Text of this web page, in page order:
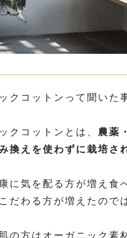
クコットンって聞いた
クコットンとは、 農薬
換えを使わずに栽培さ
に気を配る方が増え食
だわる方が増えたので
の方はオーガニック素